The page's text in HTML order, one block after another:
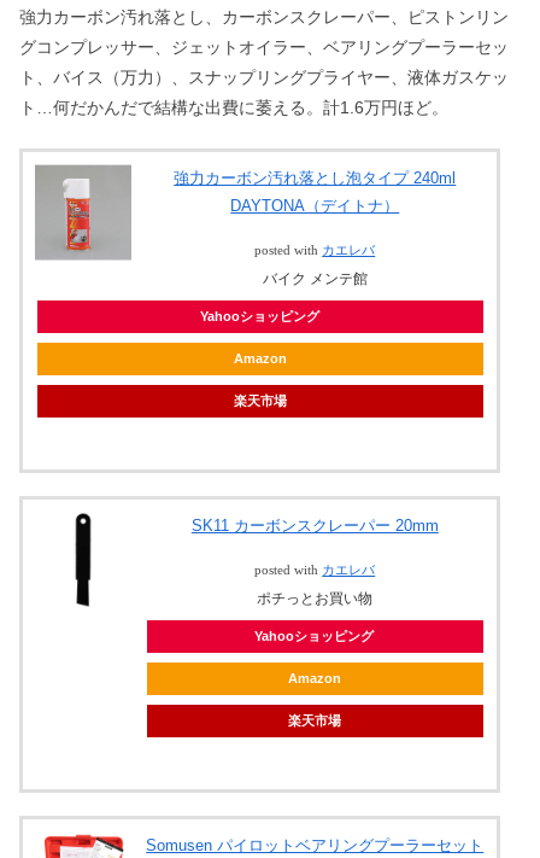
強力カーボン汚れ落とし、カーボンスクレーパー、ピストンリン
グコンプレッサー、ジェットオイラー、ベアリングプーラーセッ
ト、バイス（万力）、スナップリングプライヤー、液体ガスケッ
ト…何だかんだで結構な出費に萎える。計1.6万円ほど。
強力カーボン汚れ落とし泡タイプ 240ml
DAYTONA（デイトナ）
posted with カエレバ
バイク メンテ館
Yahooショッピング
Amazon
楽天市場
SK11 カーボンスクレーパー 20mm
posted with カエレバ
ポチっとお買い物
Yahooショッピング
Amazon
楽天市場
Somusen パイロットベアリングプーラーセット